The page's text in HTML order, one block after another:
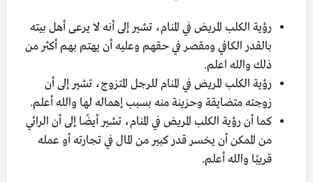
رؤية الكلب المريض في المنام، تشير إلى أنه لا يرعى أهل بيته
بالقدر الكافي ومقصر في حقهم وعليه أن يهتم بهم أكثر من
ذلك والله اعلم.
رؤية الكلب المريض في المنام للرجل المتزوج، تشير إلى أن
زوجته متضايقة وحزينة منه بسبب إهماله لها والله أعلم.
كما أن رؤية الكلب المريض في المنام، تشير أيضًا إلى أن الرائي
من الممكن أن يخسر قدر كبير من المال في تجارته أو عمله
قريبًا والله أعلم.